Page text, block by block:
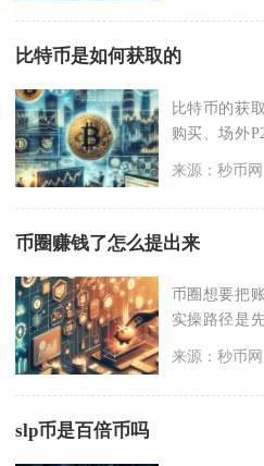
比特币是如何获取的
比特币的获
购买、场外
来源：秒币网
币圈赚钱了怎么提出来
币圈想要把
实操路径是
USDT，再通
来源：秒币网
slp币是百倍币吗